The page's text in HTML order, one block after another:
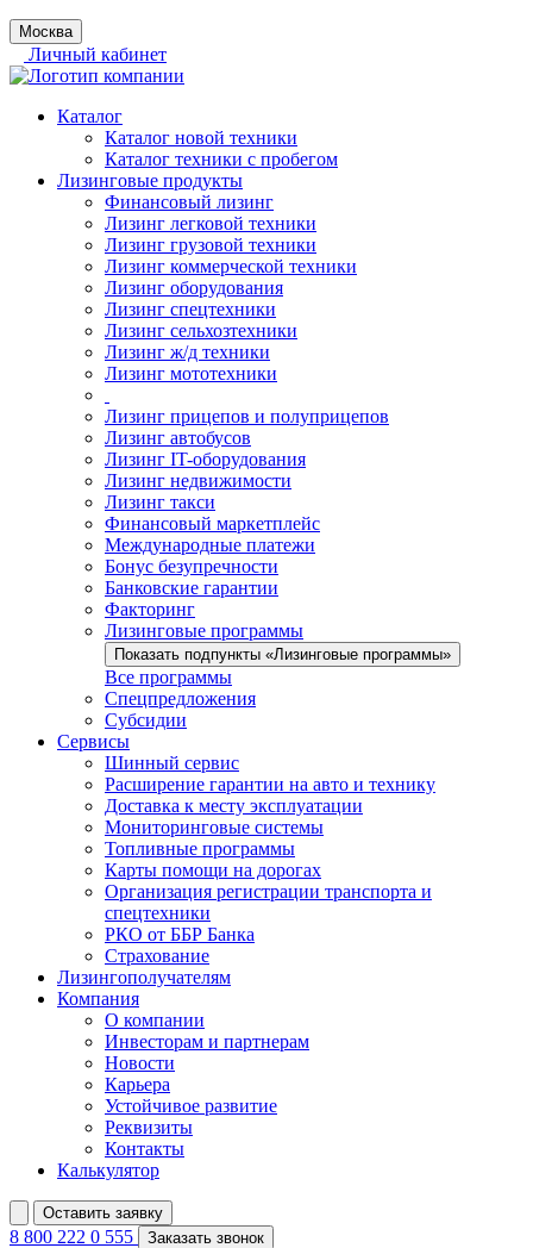
Москва
Личный кабинет
Каталог
Каталог новой техники
Каталог техники с пробегом
Лизинговые продукты
Финансовый лизинг
Лизинг легковой техники
Лизинг грузовой техники
Лизинг коммерческой техники
Лизинг оборудования
Лизинг спецтехники
Лизинг сельхозтехники
Лизинг ж/д техники
Лизинг мототехники
Лизинг прицепов и полуприцепов
Лизинг автобусов
Лизинг IT-оборудования
Лизинг недвижимости
Лизинг такси
Финансовый маркетплейс
Международные платежи
Бонус безупречности
Банковские гарантии
Факторинг
Лизинговые программы
Показать подпункты «Лизинговые программы»
Все программы
Спецпредложения
Субсидии
Сервисы
Шинный сервис
Расширение гарантии на авто и технику
Доставка к месту эксплуатации
Мониторинговые системы
Топливные программы
Карты помощи на дорогах
Организация регистрации транспорта и
спецтехники
РКО от ББР Банка
Страхование
Лизингополучателям
Компания
О компании
Инвесторам и партнерам
Новости
Карьера
Устойчивое развитие
Реквизиты
Контакты
Калькулятор
Оставить заявку
8 800 222 0 555 Заказать звонок